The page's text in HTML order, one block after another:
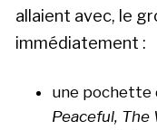
allaient avec, le
immédiatement :
une pochette
Peaceful, The